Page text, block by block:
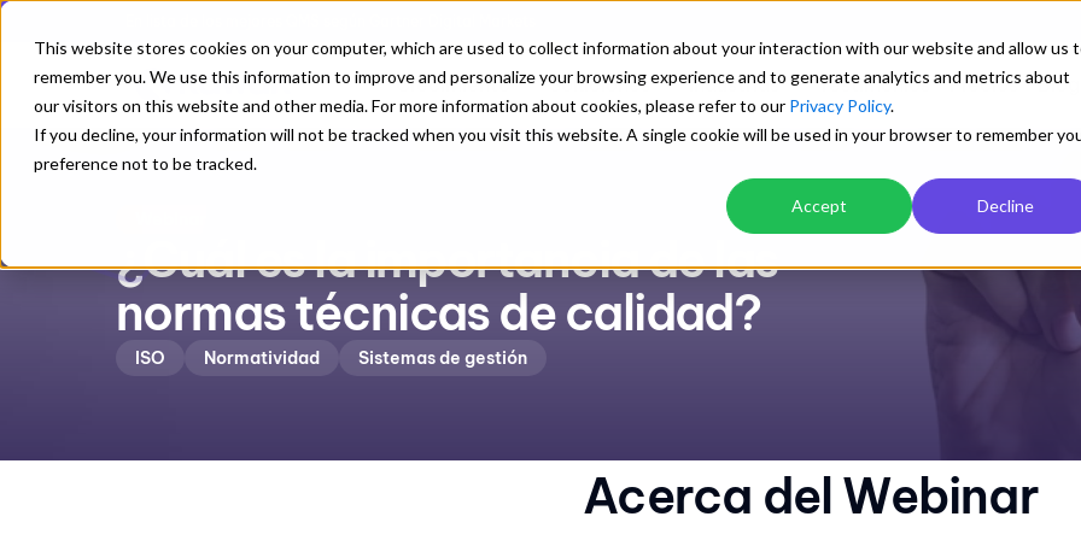
This website stores cookies on your computer, which are used to collect information about your interaction with our website and allow us
remember you. We use this information to improve and personalize your browsing experience and to generate analytics and metrics about
our visitors on this website and other media. For more information about cookies, please refer to our Privacy Policy.
If you decline, your information will not be tracked when you visit this website. A single cookie will be used in your browser to remember
preference not to be tracked.
Accept Decline
Crecimiento
Transforma tu gestión
Soluciones
Orden documental centralizado y
para todos
Explorar
Industrias
transporte
Ver detalle
Testimonios Precios Blog
Blog con artículos de interés
Una biblioteca preparada para aprender sobre
los sistemas de gestión empresarial
¿Cuál es la importancia de las
normas técnicas de calidad?
ISO Normatividad Sistemas de gestión
Acerca del Webinar